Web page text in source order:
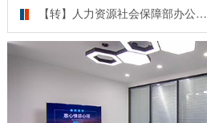
【转】人力资源社会保障部办公…